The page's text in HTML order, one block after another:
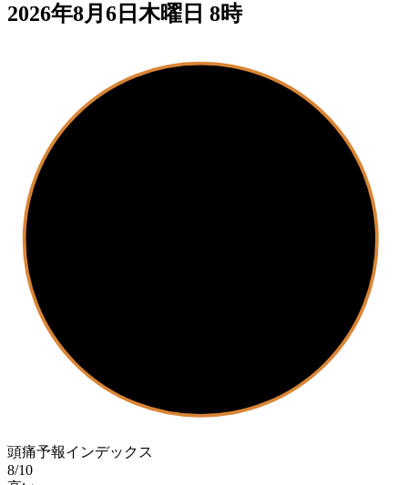
2026年8月6日木曜日 8時
頭痛予報インデックス
8/10